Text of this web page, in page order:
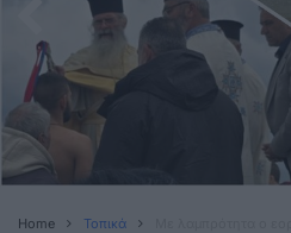
Home Τοπικά